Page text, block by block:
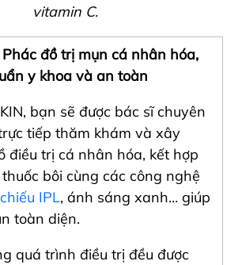
vitamin C.
Phác đồ trị mụn cá nhân hóa,
y khoa và an toàn
bạn sẽ được bác sĩ chuyên
tiếp thăm khám và xây
điều trị cá nhân hóa, kết hợp
bôi cùng các công nghệ
chiếu IPL, ánh sáng xanh… giúp
toàn diện.
quá trình điều trị đều được